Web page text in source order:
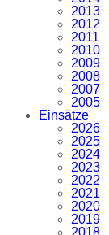
2013
2012
2011
2010
2009
2008
2007
2005
Einsätze
2026
2025
2024
2023
2022
2021
2020
2019
2018